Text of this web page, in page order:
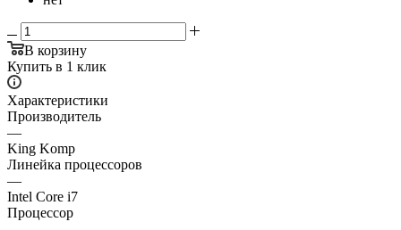
В корзину
Купить в 1 клик
Характеристики
Производитель
—
King Komp
Линейка процессоров
—
Intel Core i7
Процессор